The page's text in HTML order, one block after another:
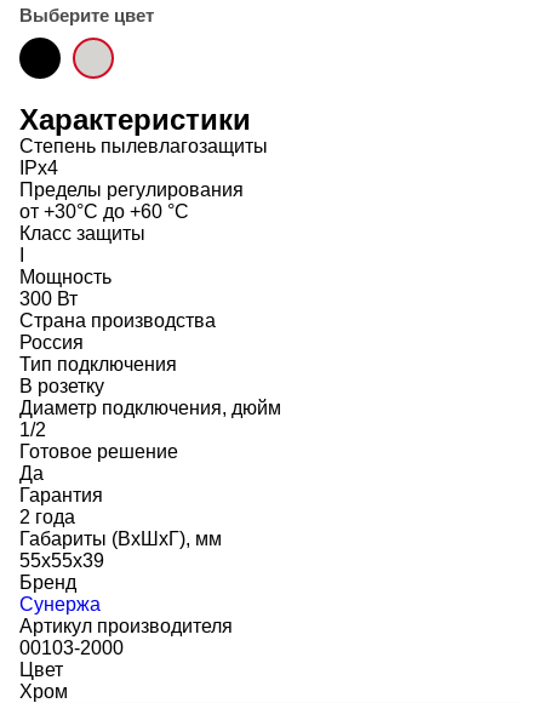
Выберите цвет
Характеристики
Степень пылевлагозащиты
IPx4
Пределы регулирования
от +30°C до +60 °C
Класс защиты
Мощность
300 Вт
Страна производства
Россия
Тип подключения
В розетку
Диаметр подключения, дюйм
1/2
Готовое решение
Да
Гарантия
2 года
Габариты (ВхШхГ), мм
55x55x39
Бренд
Сунержа
Артикул производителя
00103-2000
Цвет
Хром